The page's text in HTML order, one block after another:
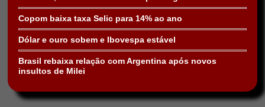
Copom baixa taxa Selic para 14% ao ano
Dólar e ouro sobem e Ibovespa estável
Brasil rebaixa relação com Argentina após novos
insultos de Milei